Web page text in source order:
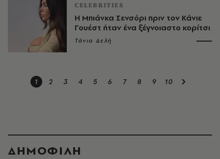
CELEBRITIES
Η Μπιάνκα Σενσόρι πριν τον Κάνιε
Γουέστ ήταν ένα ξέγνοιαστο κορίτσι
Τάνια Δελή
1 2 3 4 5 6 7 8 9 10
ΔΗΜΟΦΙΛΗ